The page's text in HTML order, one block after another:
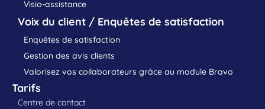
Visio-assistance
Voix du client / Enquêtes de satisfaction
Enquêtes de satisfaction
Gestion des avis clients
Valorisez vos collaborateurs grâce au module Bravo
Tarifs
Centre de contact